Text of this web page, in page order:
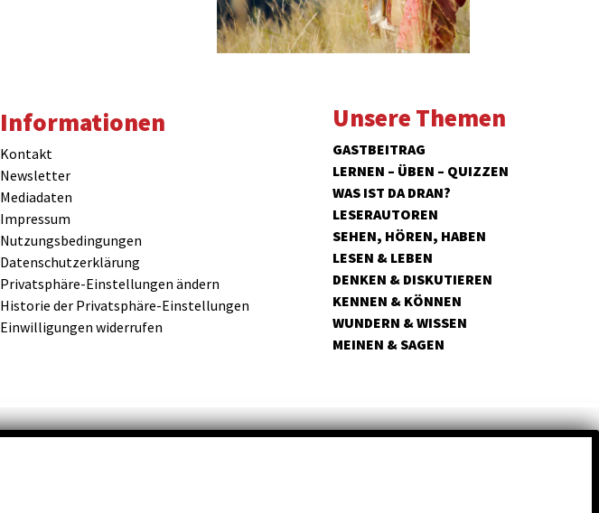
Informationen
Kontakt
Newsletter
Mediadaten
Impressum
Nutzungsbedingungen
Datenschutzerklärung
Privatsphäre-Einstellungen ändern
Historie der Privatsphäre-Einstellungen
Einwilligungen widerrufen
Unsere Themen
GASTBEITRAG
LERNEN – ÜBEN – QUIZZEN
WAS IST DA DRAN?
LESERAUTOREN
SEHEN, HÖREN, HABEN
LESEN & LEBEN
DENKEN & DISKUTIEREN
KENNEN & KÖNNEN
WUNDERN & WISSEN
MEINEN & SAGEN